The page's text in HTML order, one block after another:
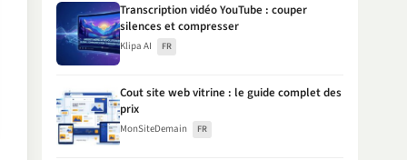
Transcription vidéo YouTube : couper
silences et compresser
Klipa AI FR
Cout site web vitrine : le guide complet des
prix
MonSiteDemain FR